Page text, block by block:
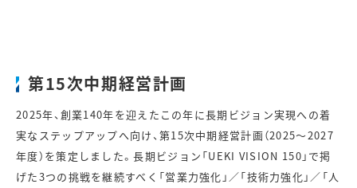
第15次中期経営計画
2025年、創業140年を迎えたこの年に長期ビジョン実現への着
実なステップアップへ向け、第15次中期経営計画（2025～2027
年度）を策定しました。長期ビジョン「UEKI VISION 150」で掲
げた3つの挑戦を継続すべく「営業力強化」／「技術力強化」／「人